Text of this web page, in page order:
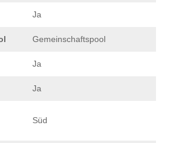
Ja
Gemeinschaftspool
Ja
Ja
Süd